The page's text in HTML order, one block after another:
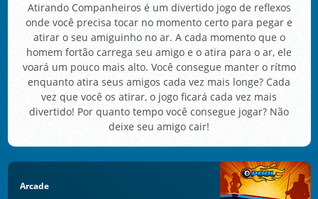
Atirando Companheiros é um divertido jogo de reflexos
onde você precisa tocar no momento certo para pegar e
atirar o seu amiguinho no ar. A cada momento que o
homem fortão carrega seu amigo e o atira para o ar, ele
voará um pouco mais alto. Você consegue manter o rítmo
enquanto atira seus amigos cada vez mais longe? Cada
vez que você os atirar, o jogo ficará cada vez mais
divertido! Por quanto tempo você consegue jogar? Não
deixe seu amigo cair!
Arcade